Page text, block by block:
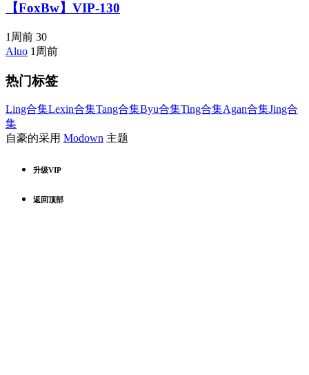
【FoxBw】VIP-130
1周前 30
Aluo 1周前
热门标签
Ling合集Lexin合集Tang合集Byu合集Ting合集Agan合集Jing合
集
自豪的采用 Modown 主题
升级VIP
返回顶部